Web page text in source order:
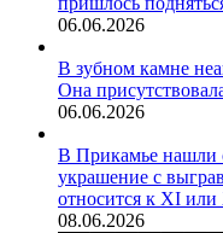
06.06.2026
В зубном камне
Она
06.06.2026
В Прикамье нашли
украшение с
относится к XI
08.06.2026